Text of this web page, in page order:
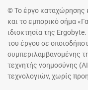
© Το έργο καταχώρησης
και το εμπορικό σήμα
ιδιοκτησία της
του έργου σε
συμπεριλαμβανομένης
τεχνητής νοημοσύνης
τεχνολογιών, χωρίς